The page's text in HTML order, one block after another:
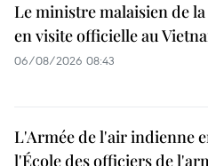
Le ministre malaisien de la
en visite officielle au
06/08/2026 08:43
L'Armée de l'air indienne
l'École des officiers de